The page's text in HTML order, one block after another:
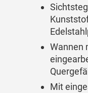
Wannen
Mit